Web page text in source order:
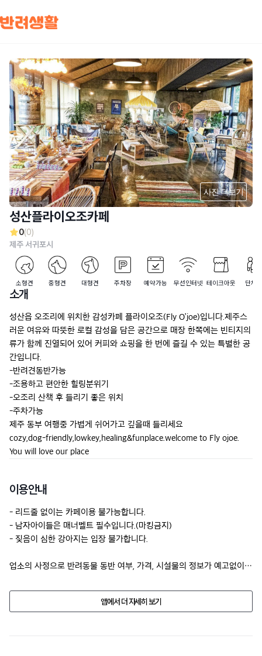
사진 더보기
성산플라이오조카페
0(0)
제주 서귀포시
소형견 중형견 대형견 주차장 예약가능 무선인터넷 테이크아웃 단체석
소개
성산읍 오조리에 위치한 감성카페 플라이오조(Fly O’joe)입니다.제주스
러운 여유와 따뜻한 로컬 감성을 담은 공간으로 매장 한쪽에는 빈티지의
류가 함께 진열되어 있어 커피와 쇼핑을 한 번에 즐길 수 있는 특별한 공
간입니다.
-반려견동반가능
-조용하고 편안한 힐링분위기
-오조리 산책 후 들리기 좋은 위치
-주차가능
제주 동부 여행중 가볍게 쉬어가고 깊을때 들리세요
cozy,dog-friendly,lowkey,healing&funplace.welcome to Fly ojoe.
You will love our place
이용안내
- 리드줄 없이는 카페이용 불가능합니다.
- 남자아이들은 매너벨트 필수입니다.(마킹금지)
- 짖음이 심한 강아지는 입장 불가합니다.
업소의 사정으로 반려동물 동반 여부, 가격, 시설물의 정보가 예고없이
방문 전에 전화문의 해주세요.
앱에서 더 자세히 보기